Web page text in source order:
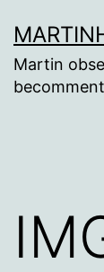
naar
de
Martin